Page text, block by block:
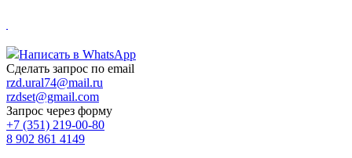
Написать в WhatsApp
Сделать запрос по email
rzd.ural74@mail.ru
rzdset@gmail.com
Запрос через форму
+7 (351) 219-00-80
8 902 861 4149